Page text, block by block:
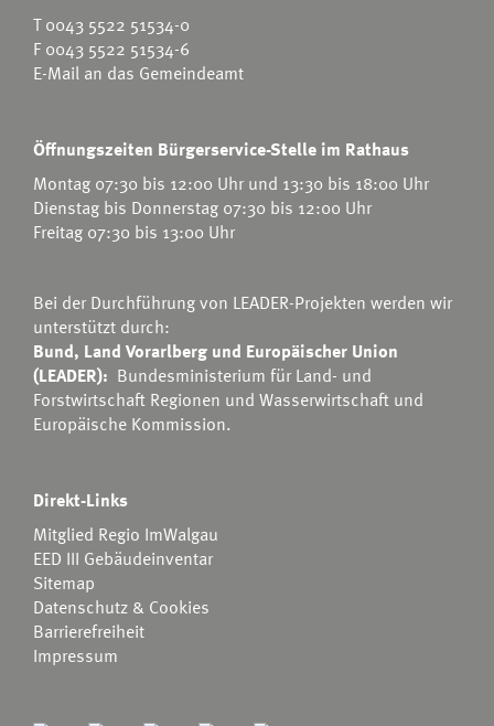
T0043 5522 51534-0
F 0043 5522 51534-6
E-Mail an das Gemeindeamt
Öffnungszeiten Bürgerservice-Stelle im Rathaus
Montag 07:30 bis 12:00 Uhr und 13:30 bis 18:00 Uhr
Dienstag bis Donnerstag 07:30 bis 12:00 Uhr
Freitag 07:30 bis 13:00 Uhr
Bei der Durchführung von LEADER-Projekten werden wir
unterstützt durch:
Bund, Land Vorarlberg und Europäischer Union
(LEADER): Bundesministerium für Land- und
Forstwirtschaft Regionen und Wasserwirtschaft und
Europäische Kommission.
Direkt-Links
Mitglied Regio ImWalgau
EED III Gebäudeinventar
Sitemap
Datenschutz & Cookies
Barrierefreiheit
Impressum